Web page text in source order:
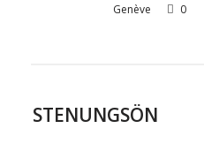
Genève
0
STENUNGSÖN